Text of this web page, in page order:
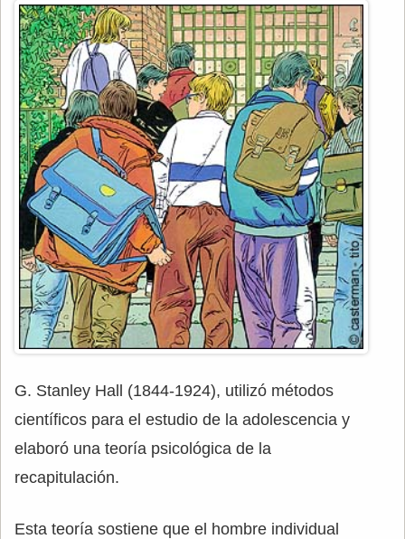
G. Stanley Hall (1844-1924), utilizó métodos
científicos para el estudio de la adolescencia y
elaboró una teoría psicológica de la
recapitulación.
Esta teoría sostiene que el hombre individual